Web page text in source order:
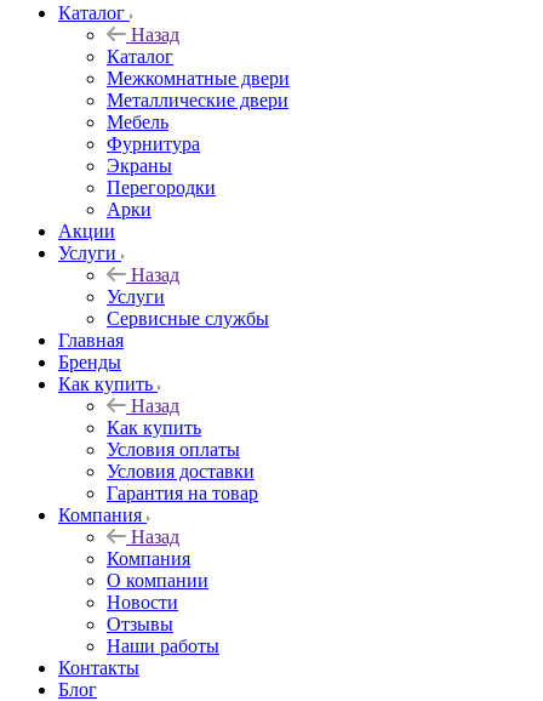
Каталог
Назад
Каталог
Межкомнатные двери
Металлические двери
Мебель
Фурнитура
Экраны
Перегородки
Арки
Акции
Услуги
Назад
Услуги
Сервисные службы
Главная
Бренды
Как купить
Назад
Как купить
Условия оплаты
Условия доставки
Гарантия на товар
Компания
Назад
Компания
О компании
Новости
Отзывы
Наши работы
Контакты
Блог